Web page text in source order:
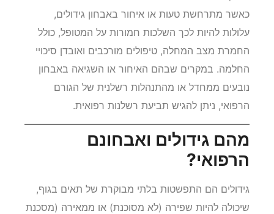
כאשר מתרחשת טעות או איחור באבחון גידולים,
עלולות להיות לכך השלכות חמורות על המטופל, כולל
החמרת מצב המחלה, טיפולים מורכבים ואובדן סיכויי
החלמה. במקרים שבהם האיחור או השגיאה באבחון
נובעים ממחדל או מהתנהלות רשלנית של הגורם
הרפואי, ניתן להגיש תביעת רשלנות רפואית.
מהם גידולים ואבחונם
הרפואי?
גידולים הם התפשטות בלתי מבוקרת של תאים בגוף,
שיכולה להיות שפירה (לא מסוכנת) או ממאירה (מסכנת